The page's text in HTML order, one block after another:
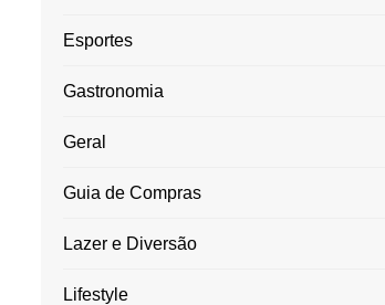
Esportes
Gastronomia
Geral
Guia de Compras
Lazer e Diversão
Lifestyle